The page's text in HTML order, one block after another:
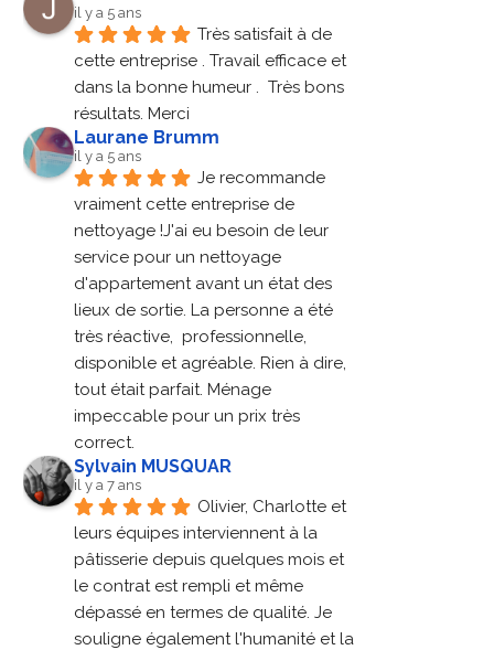
il y a 5 ans
Très satisfait à de
cette entreprise . Travail efficace et
dans la bonne humeur .  Très bons
résultats. Merci
Laurane Brumm
il y a 5 ans
Je recommande
vraiment cette entreprise de
nettoyage !J'ai eu besoin de leur
service pour un nettoyage
d'appartement avant un état des
lieux de sortie. La personne a été
très réactive,  professionnelle,
disponible et agréable. Rien à dire,
tout était parfait. Ménage
impeccable pour un prix très
correct.
Sylvain MUSQUAR
il y a 7 ans
Olivier, Charlotte et
leurs équipes interviennent à la
pâtisserie depuis quelques mois et
le contrat est rempli et même
dépassé en termes de qualité. Je
souligne également l'humanité et la